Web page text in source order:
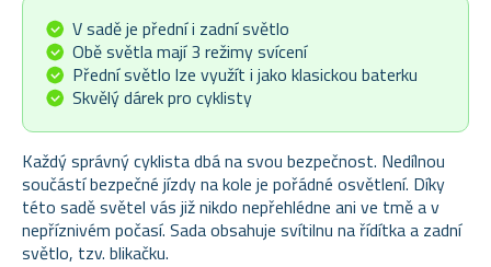
V sadě je přední i zadní světlo
Obě světla mají 3 režimy svícení
Přední světlo lze využít i jako klasickou baterku
Skvělý dárek pro cyklisty
Každý správný cyklista dbá na svou bezpečnost. Nedílnou
součástí bezpečné jízdy na kole je pořádné osvětlení. Díky
této sadě světel vás již nikdo nepřehlédne ani ve tmě a v
nepříznivém počasí. Sada obsahuje svítilnu na řídítka a zadní
světlo, tzv. blikačku.